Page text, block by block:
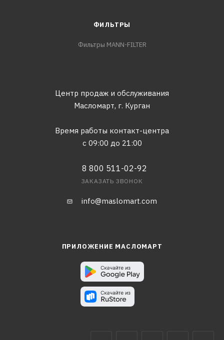
ФИЛЬТРЫ
Фильтры MANN-FILTER
Центр продаж и обслуживания
Масломарт, г. Курган
Время работы контакт-центра
с 09:00 до 21:00
8 800 511-02-92
ЗАКАЗАТЬ ЗВОНОК
info@maslomart.com
ПРИЛОЖЕНИЕ МАСЛОМАРТ